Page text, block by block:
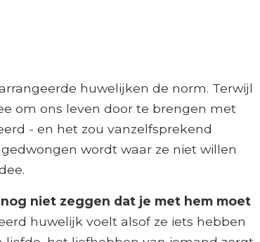
huwelijken de norm. Terwijl
om ons leven door te brengen met
- en het zou vanzelfsprekend
wordt waar ze niet willen
niet zeggen dat je met hem moet
huwelijk voelt alsof ze iets hebben